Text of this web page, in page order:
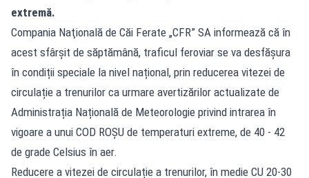
extremă.
Compania Naţională de Căi Ferate „CFR” SA informează că în
acest sfârșit de săptămână, traficul feroviar se va desfășura
în condiții speciale la nivel național, prin reducerea vitezei de
circulație a trenurilor ca urmare avertizărilor actualizate de
Administrația Națională de Meteorologie privind intrarea în
vigoare a unui COD ROȘU de temperaturi extreme, de 40 - 42
de grade Celsius în aer.
Reducere a vitezei de circulație a trenurilor, în medie CU 20-30